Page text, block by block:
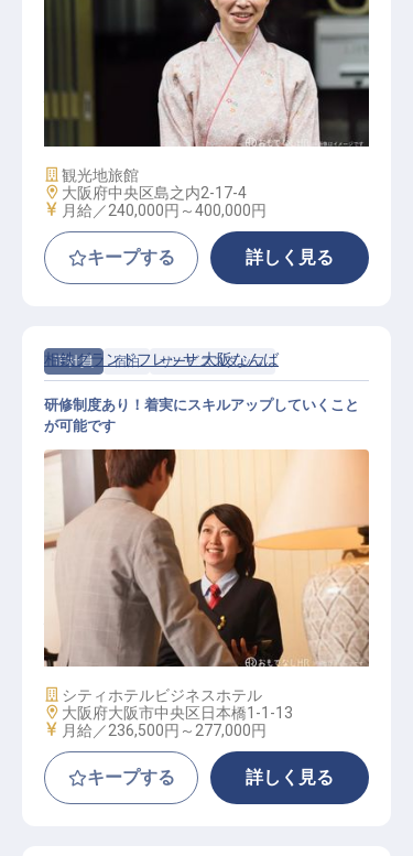
仲居
施設業態
観光地旅館
勤務地
大阪府中央区島之内2-17-4
給与
月給／240,000円～400,000円
キープする 詳しく見る
正社員 宿泊 サービススタッフ
総合職（ホテル運営業務）
相鉄グランドフレッサ 大阪なんば
研修制度あり！着実にスキルアップしていくこと
が可能です
施設業態
シティホテルビジネスホテル
勤務地
大阪府大阪市中央区日本橋1-1-13
給与
月給／236,500円～ 277,000円
キープする 詳しく見る